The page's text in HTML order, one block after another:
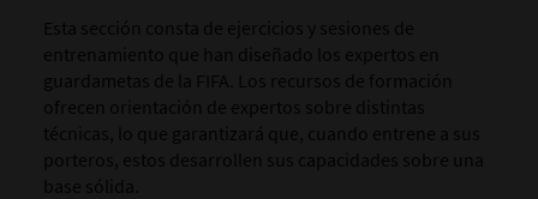
Esta sección consta de ejercicios y sesiones de
entrenamiento que han diseñado los expertos en
guardametas de la FIFA. Los recursos de formación
ofrecen orientación de expertos sobre distintas
técnicas, lo que garantizará que, cuando entrene a sus
porteros, estos desarrollen sus capacidades sobre una
base sólida.